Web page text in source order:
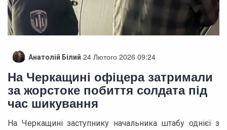
Анатолій Білий 24 Лютого 2026 09:24
На Черкащині офіцера затримали
за жорстоке побиття солдата під
час шикування
На Черкащині заступнику начальника штабу однієї з